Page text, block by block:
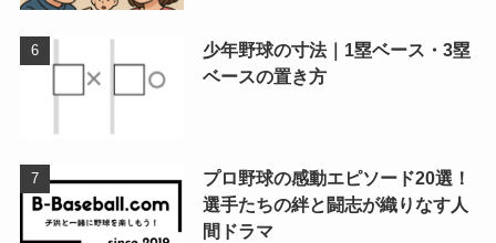
少年野球の寸法｜1塁ベース・3塁
ベースの置き方
プロ野球の感動エピソード20選！
選手たちの絆と闘志が織りなす人
間ドラマ